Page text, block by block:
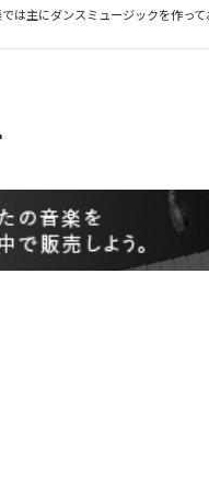
は主にダンスミュージックを作って